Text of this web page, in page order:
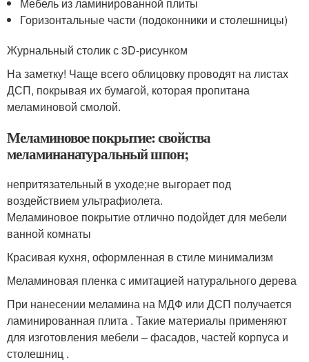
Горизонтальные части (подоконники и столешницы)
Журнальный столик с 3D-рисунком
На заметку! Чаще всего облицовку проводят на листах
ДСП, покрывая их бумагой, которая пропитана
меламиновой смолой.
Меламиновое покрытие: свойства
меламинанатуральный шпон;
непритязательный в уходе;не выгорает под
воздействием ультрафиолета.
Меламиновое покрытие отлично подойдет для мебели
ванной комнаты
Красивая кухня, оформленная в стиле минимализм
Меламиновая пленка с имитацией натурального дерева
При нанесении меламина на МДФ или ДСП получается
ламинированная плита . Такие материалы применяют
для изготовления мебели – фасадов, частей корпуса и
столешниц .